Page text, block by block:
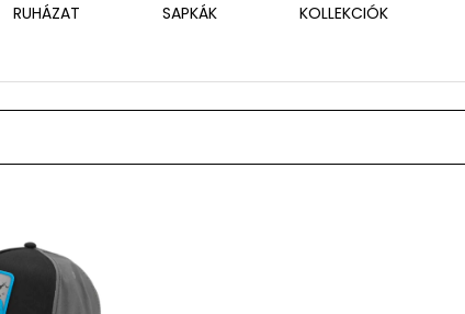
RUHÁZAT SAPKÁK KOLLEKCIÓK